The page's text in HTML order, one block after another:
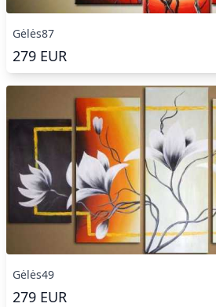
Gėlės87
279 EUR
Gėlės49
279 EUR